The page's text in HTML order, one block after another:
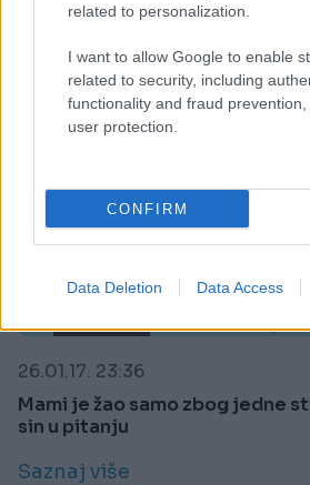
related to personalization.
I want to allow Google to enable
related to security, including
functionality and fraud
user protection.
CONFIRM
Data Deletion Data Access
26.01.17. 23:36
Mami je žao samo zbog jedne
sin u pitanju
Saznaj više